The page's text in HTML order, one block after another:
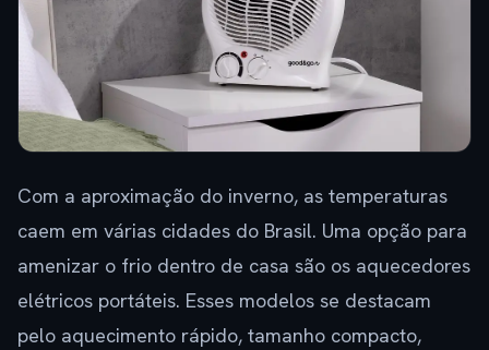
Com a aproximação do inverno, as temperaturas
caem em várias cidades do Brasil. Uma opção para
amenizar o frio dentro de casa são os aquecedores
elétricos portáteis. Esses modelos se destacam
pelo aquecimento rápido, tamanho compacto,